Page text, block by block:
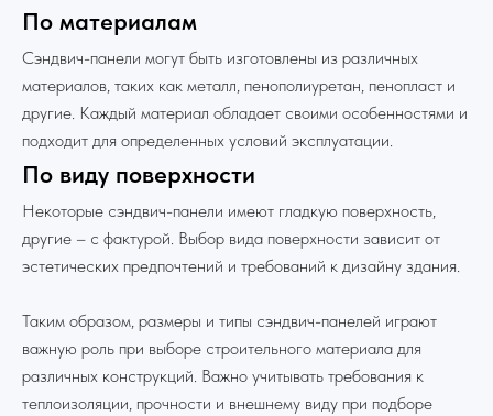
По материалам
Сэндвич-панели могут быть изготовлены из различных
материалов, таких как металл, пенополиуретан, пенопласт и
другие. Каждый материал обладает своими особенностями и
подходит для определенных условий эксплуатации.
По виду поверхности
Некоторые сэндвич-панели имеют гладкую поверхность,
другие – с фактурой. Выбор вида поверхности зависит от
эстетических предпочтений и требований к дизайну здания.
Таким образом, размеры и типы сэндвич-панелей играют
важную роль при выборе строительного материала для
различных конструкций. Важно учитывать требования к
теплоизоляции, прочности и внешнему виду при подборе